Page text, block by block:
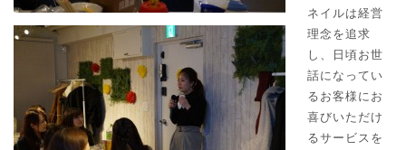
ネイルは経営
理念を追求
し、日頃お世
話になってい
るお客様にお
喜びいただけ
るサービスを